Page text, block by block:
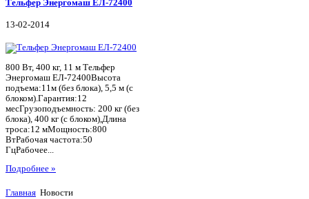
Тельфер Энергомаш ЕЛ-72400
13-02-2014
800 Вт, 400 кг, 11 м Тельфер
Энергомаш ЕЛ-72400Высота
подъема:11м (без блока), 5,5 м (с
блоком).Гарантия:12
месГрузоподъемность: 200 кг (без
блока), 400 кг (с блоком),Длина
троса:12 мМощность:800
ВтРабочая частота:50
ГцРабочее...
Подробнее »
Главная Новости